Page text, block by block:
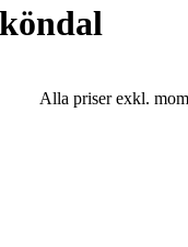
Alla priser exkl.